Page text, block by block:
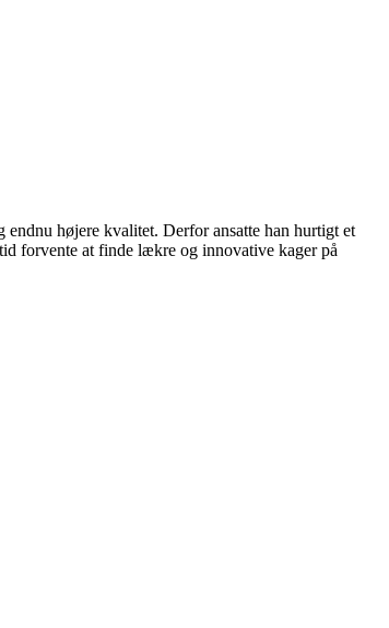
højere kvalitet. Derfor ansatte han hurtigt et
forvente at finde lækre og innovative kager på